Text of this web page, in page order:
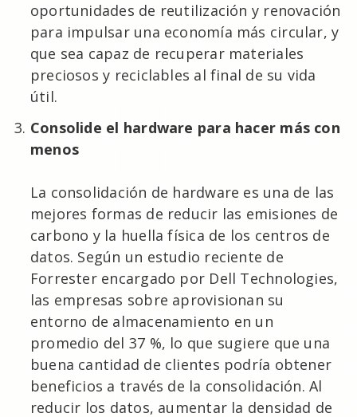
oportunidades de reutilización y renovación
para impulsar una economía más circular, y
que sea capaz de recuperar materiales
preciosos y reciclables al final de su vida
útil.
Consolide el hardware para hacer más con
menos
La consolidación de hardware es una de las
mejores formas de reducir las emisiones de
carbono y la huella física de los centros de
datos. Según un estudio reciente de
Forrester encargado por Dell Technologies,
las empresas sobre aprovisionan su
entorno de almacenamiento en un
promedio del 37 %, lo que sugiere que una
buena cantidad de clientes podría obtener
beneficios a través de la consolidación. Al
reducir los datos, aumentar la densidad de